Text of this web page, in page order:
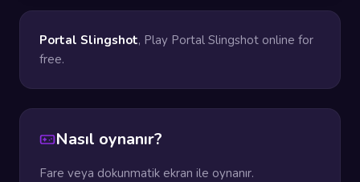
Portal Slingshot, Play Portal Slingshot online for
free.
Nasıl oynanır?
Fare veya dokunmatik ekran ile oynanır.